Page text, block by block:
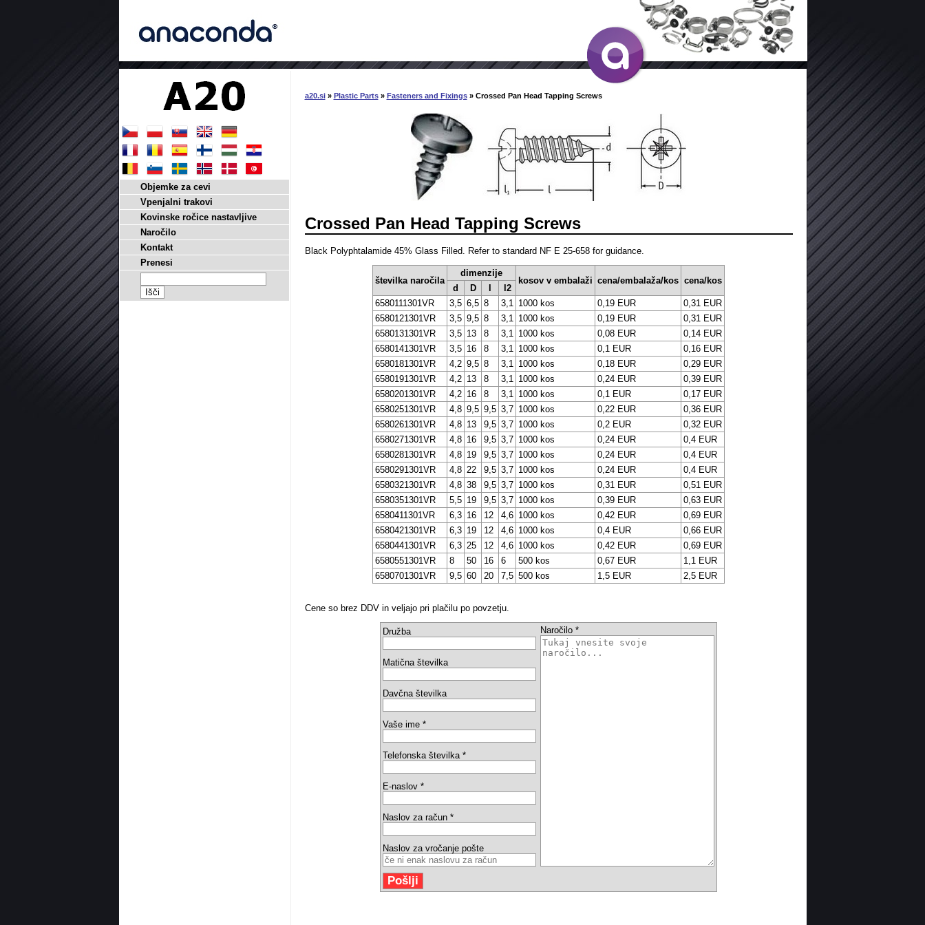
a20.si» Plastic Parts» Fasteners and Fixings» Crossed Pan Head Tapping Screws
Crossed Pan Head Tapping Screws
Black Polyphtalamide 45% Glass Filled. Refer to standard NF E 25-658 for guidance.
številka naročila
dimenzije
kosov v embalaži cena/embalaža/kos cena/kos
d D
l2
6580111301VR
3,5 6,5 8 3,1 1000 kos 0,19 EUR
0,31 EUR
6580121301VR
3,5 9,5 8 3,1 1000 kos 0,19 EUR
0,31 EUR
6580131301VR
3,5 13 8 3,1 1000 kos 0,08 EUR
0,14 EUR
6580141301VR
3,5 16 8 3,1 1000 kos 0,1 EUR
0,16 EUR
6580181301VR
4,2 9,5 8 3,1 1000 kos 0,18 EUR
0,29 EUR
6580191301VR
4,2 13 8 3,1 1000 kos 0,24 EUR
0,39 EUR
6580201301VR
4,2 16 8 3,1 1000 kos 0,1 EUR
0,17 EUR
6580251301VR
4,8 9,5 9,5 3,7 1000 kos 0,22 EUR
0,36 EUR
6580261301VR
4,8 13 9,5 3,7 1000 kos 0,2 EUR
0,32 EUR
6580271301VR
4,8 16 9,5 3,7 1000 kos 0,24 EUR
0,4 EUR
6580281301VR
4,8 19 9,5 3,7 1000 kos 0,24 EUR
0,4 EUR
6580291301VR
4,8 22 9,5 3,7 1000 kos 0,24 EUR
0,4 EUR
6580321301VR
4,8 38 9,5 3,7 1000 kos 0,31 EUR
0,51 EUR
6580351301VR
5,5 19 9,5 3,7 1000 kos 0,39 EUR
0,63 EUR
6580411301VR
6,3 16 12 4,6 1000 kos 0,42 EUR
0,69 EUR
6580421301VR
6,3 19 12 4,6 1000 kos 0,4 EUR
0,66 EUR
6580441301VR
6,3 25 12 4,6 1000 kos 0,42 EUR
0,69 EUR
6580551301VR
8 50 16 6 500 kos 0,67 EUR
1,1 EUR
6580701301VR
9,5 60 20 7,5 500 kos 1,5 EUR 2,5 EUR
Cene so brez DDV in veljajo pri plačilu po povzetju.
Družba Naročilo *
Matična številka
Davčna številka
Vaše ime *
Telefonska številka *
E-naslov *
Naslov za račun *
Naslov za vročanje pošte
Objemke za cevi
Vpenjalni trakovi
Kovinske ročice nastavljive
Naročilo
Kontakt
Prenesi